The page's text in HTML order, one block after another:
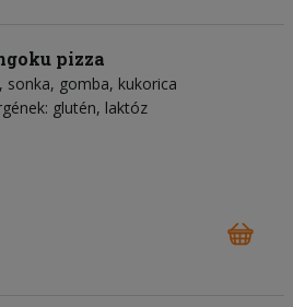
pizza
sonka gomba kukorica
glutén, laktóz